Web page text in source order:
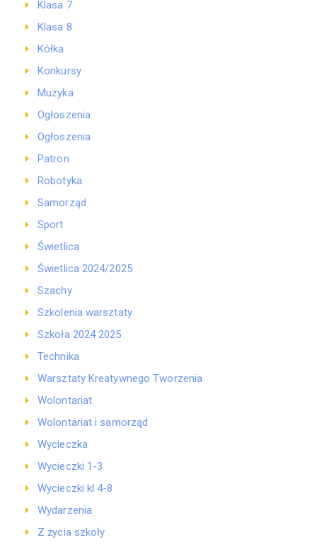
Klasa 7
Klasa 8
Kółka
Konkursy
Muzyka
Ogłoszenia
Ogłoszenia
Patron
Robotyka
Samorząd
Sport
Świetlica
Świetlica 2024/2025
Szachy
Szkolenia warsztaty
Szkoła 2024 2025
Technika
Warsztaty Kreatywnego Tworzenia
Wolontariat
Wolontariat i samorząd
Wycieczka
Wycieczki 1-3
Wycieczki kl 4-8
Wydarzenia
Z życia szkoły